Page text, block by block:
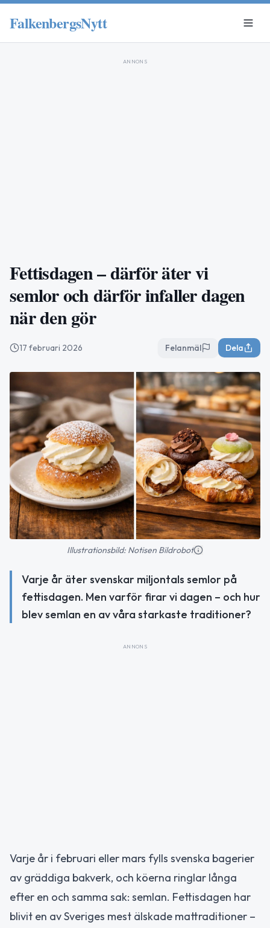
FalkenbergsNytt
ANNONS
Fettisdagen – därför äter vi
semlor och därför infaller dagen
när den gör
17 februari 2026 Felanmäl Dela
Illustrationsbild: Notisen Bildrobot
Varje år äter svenskar miljontals semlor på
fettisdagen. Men varför firar vi dagen – och hur
blev semlan en av våra starkaste traditioner?
ANNONS
Varje år i februari eller mars fylls svenska bagerier
av gräddiga bakverk, och köerna ringlar långa
efter en och samma sak: semlan. Fettisdagen har
blivit en av Sveriges mest älskade mattraditioner –